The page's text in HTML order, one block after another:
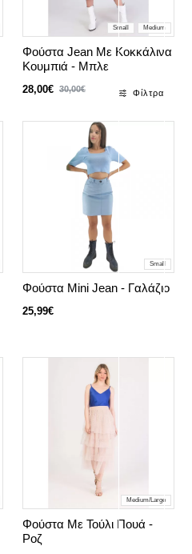
Small Medium
Φούστα Jean Με Κοκκάλινα
Κουμπιά - Μπλε
28,00€ 30,00€
Small
Φούστα Mini Jean - Γαλάζιο
25,99€
Medium/Large
Φούστα Με Τούλι Πουά -
Ροζ
Φίλτρα